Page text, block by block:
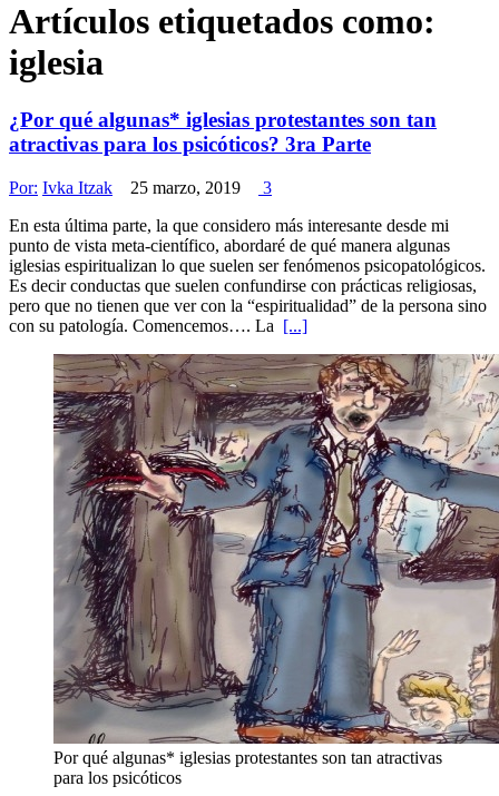
Artículos etiquetados como:
iglesia
¿Por qué algunas* iglesias protestantes son tan
atractivas para los psicóticos? 3ra Parte
Por: Ivka Itzak 25 marzo, 2019
3
En esta última parte, la que considero más interesante desde mi
punto de vista meta-científico, abordaré de qué manera algunas
iglesias espiritualizan lo que suelen ser fenómenos psicopatológicos.
Es decir conductas que suelen confundirse con prácticas religiosas,
pero que no tienen que ver con la “espiritualidad” de la persona sino
con su patología. Comencemos…. La [...]
Por qué algunas* iglesias protestantes son tan atractivas
para los psicóticos